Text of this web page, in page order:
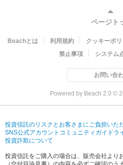
ページト
Beachとは 利用規約 クッキーポ
禁止事項
システム
お問い合
Powered by Beach 2.0 ©
投資信託のリスクとお客さまにご負担いた
SNS公式アカウントコミュニティガイドラ
投資詐欺について
投資信託をご購入の場合は、販売会社より